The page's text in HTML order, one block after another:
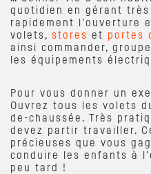
quotidien en gérant
rapidement l'ouverture
volets, stores et portes
ainsi commander,
les équipements
Pour vous donner un
Ouvrez tous les volets
de-chaussée. Très
devez partir travailler.
précieuses que vous
conduire les enfants à
peu tard !